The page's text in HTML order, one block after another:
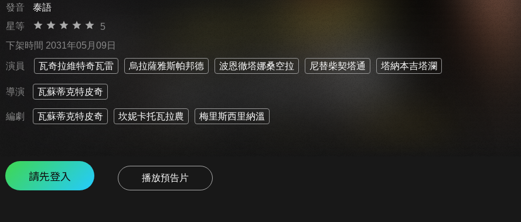
發音
泰語
星等
5
下架時間 2031年05月09日
演員 瓦奇拉維特奇瓦雷 烏拉薩雅斯帕邦德 波恩徹塔娜桑空拉 尼替柴契塔通 塔納本吉塔瀾
導演 瓦蘇蒂克特皮奇
編劇 瓦蘇蒂克特皮奇 坎妮卡托瓦拉農 梅里斯西里納溫
請先登入 播放預告片